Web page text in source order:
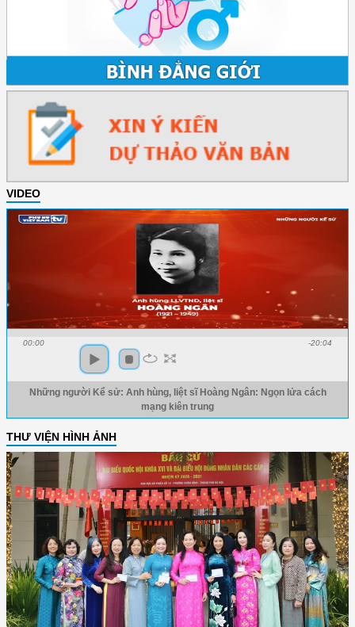
VIDEO
00:00 -20:04
Những người Kể sử: Anh hùng, liệt sĩ Hoàng Ngân: Ngọn lửa cách
mạng kiên trung
THƯ VIỆN HÌNH ẢNH